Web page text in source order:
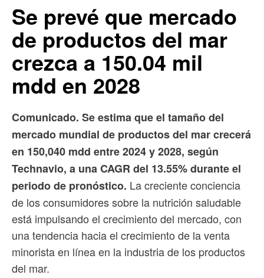
Se prevé que mercado
de productos del mar
crezca a 150.04 mil
mdd en 2028
Comunicado. Se estima que el tamaño del
mercado mundial de productos del mar crecerá
en 150,040 mdd entre 2024 y 2028, según
Technavio, a una CAGR del 13.55% durante el
periodo de pronóstico. La creciente conciencia
de los consumidores sobre la nutrición saludable
está impulsando el crecimiento del mercado, con
una tendencia hacia el crecimiento de la venta
minorista en línea en la industria de los productos
del mar.